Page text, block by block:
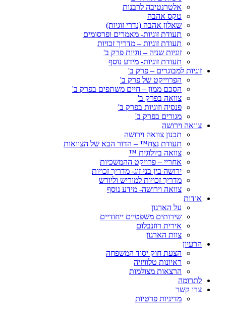
אלטרנטיבה לרבנות
טקס אהבה
שאלון אהבה (נדרי זוגיות)
תעודת זוגיות- מאמרים ופרסומים
תעודת זוגיות – מדריך זכויות
זוגיות שניה – זוגיות פרק ב'
תעודת זוגיות- מידע נוסף
זוגיות למבוגרים – פרק ב'
הפרוייקט של פרק ב'
הסכם ממון – חיים משתפים בפרק ב'
צוואה בפרק ב'
פנסיה וזוגיות בפרק ב'
מגורים בפרק ב'
צוואה וירושה
תכנון צוואה וירושה
תעודת נצח™ – הדור הבא של הצוואות
צוואה ביולוגית ™
אחריי – פרויקט ההמשכיות
ירושה בין בני זוג- מדריך זכויות
מדריך זכויות למוריש וליורש
צוואה וירושה- מידע נוסף
אודות
על הארגון
שירותים משפטיים ייחודיים
אירית רוזנבלום
צוות הארגון
הרעיון
הצעת חוק יסוד המשפחה
ראיונות טלוויזיה
הרצאות מצולמות
לתרומה
צרו קשר
מדיניות פרטיות